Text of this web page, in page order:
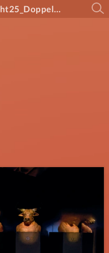
AMB_Jahresbericht25_Doppelseiten_WEB_Final